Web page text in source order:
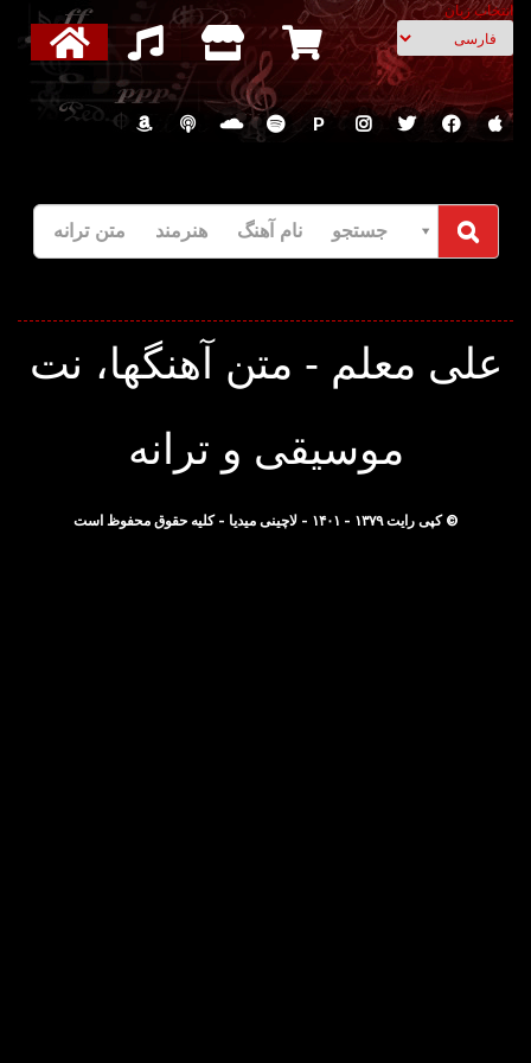
انتخاب زبان
P
جستجو نام آهنگ هنرمند متن ترانه
علی معلم - متن آهنگها، نت
موسیقی و ترانه
© کپی رایت ۱۳۷۹ - ۱۴۰۱ - لاچینی میدیا - کلیه حقوق محفوظ است